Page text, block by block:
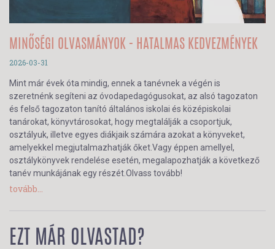
MINŐSÉGI OLVASMÁNYOK - HATALMAS KEDVEZMÉNYEK
2026-03-31
Mint már évek óta mindig, ennek a tanévnek a végén is
szeretnénk segíteni az óvodapedagógusokat, az alsó tagozaton
és felső tagozaton tanító általános iskolai és középiskolai
tanárokat, könyvtárosokat, hogy megtalálják a csoportjuk,
osztályuk, illetve egyes diákjaik számára azokat a könyveket,
amelyekkel megjutalmazhatják őket.Vagy éppen amellyel,
osztálykönyvek rendelése esetén, megalapozhatják a következő
tanév munkájának egy részét.Olvass tovább!
tovább...
EZT MÁR OLVASTAD?